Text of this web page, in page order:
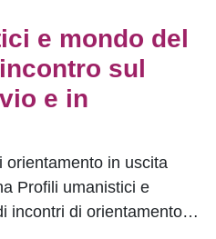
e mondo del
sul
e in
orientamento in uscita
Profili umanistici e
incontri di orientamento…